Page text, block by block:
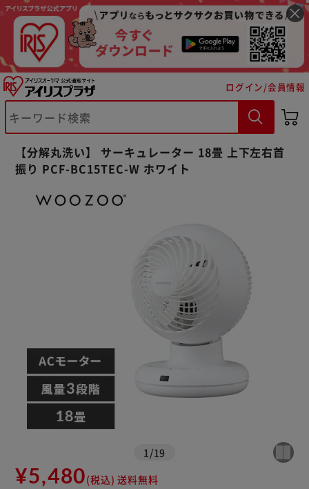
ログイン/会員情報
【分解丸洗い】 サーキュレーター 18畳 上下左右首
振り PCF-BC15TEC-W ホワイト
1 /19
¥5,480(税込) 送料無料